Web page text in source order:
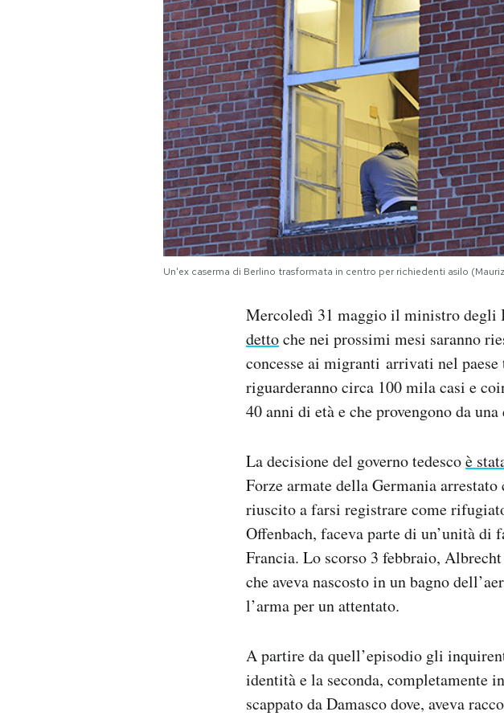
AREA PERSONALE
Un'ex caserma di Berlino trasformata in centro per richiedenti asilo
Mercoledì 31 maggio il ministro degli
dettoche nei prossimi mesi saranno
concesse ai migranti arrivati nel
riguarderanno circa 100 mila casi e
40 anni di età e che provengono da
La decisione del governo tedescoè
Forze armate della Germania
riuscito a farsi registrare come
Offenbach, faceva parte di un’unità
Francia. Lo scorso 3 febbraio,
che aveva nascosto in un bagno
l’arma per un attentato.
A partire da quell’episodio gli
identità e la seconda, completamente
scappato da Damasco dove, aveva